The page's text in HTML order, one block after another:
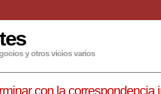
y otros vicios varios
con la correspondencia